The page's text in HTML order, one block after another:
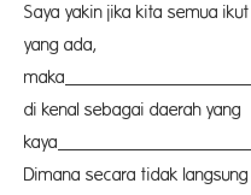
Saya yakin jika kita semua
yang ada,
maka
di kenal sebagai daerah yang
kaya
Dimana secara tidak